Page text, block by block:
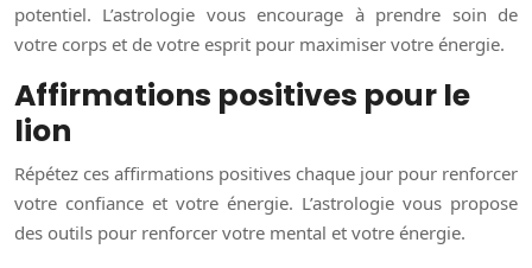
potentiel. L’astrologie vous encourage à prendre soin de
votre corps et de votre esprit pour maximiser votre énergie.
Affirmations positives pour le
lion
Répétez ces affirmations positives chaque jour pour renforcer
votre confiance et votre énergie. L’astrologie vous propose
des outils pour renforcer votre mental et votre énergie.